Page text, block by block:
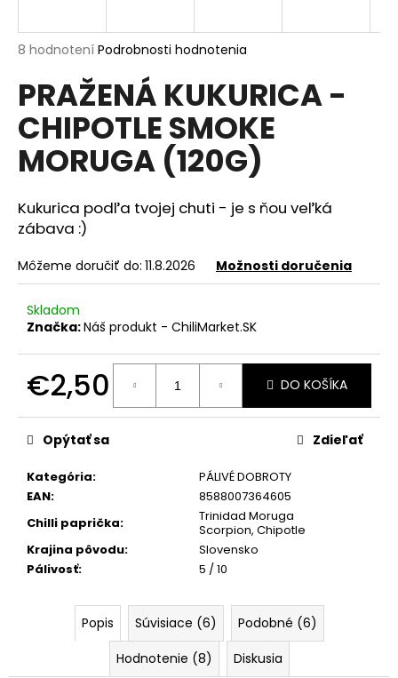
Priemerné
produktu
je
5,0
z
5
hviezdičiek.
8 hodnotení Podrobnosti hodnotenia
PRAŽENÁ KUKURICA -
CHIPOTLE SMOKE
MORUGA (120G)
Kukurica podľa tvojej chuti - je s ňou veľká
zábava :)
Môžeme doručiť do: 11.8.2026 Možnosti doručenia
Skladom
Značka:Náš produkt - ChiliMarket.SK
€2,50
cena:
DO KOŠÍKA
Kategória:
PÁLIVÉ DOBROTY
EAN:
8588007364605
Chilli paprička:
Trinidad Moruga
Scorpion, Chipotle
Krajina pôvodu:
Slovensko
Pálivosť: 5 / 10
Opýtať sa Zdieľať
Popis Súvisiace (6)
Podobné (6)
Hodnotenie (8)
Diskusia
j
ť
?
HĽADAŤ
O
d
p
r
ú
a
m
ULTRA
PÁLIVÉ
(MORUGA
SCORPION
CAROLINA